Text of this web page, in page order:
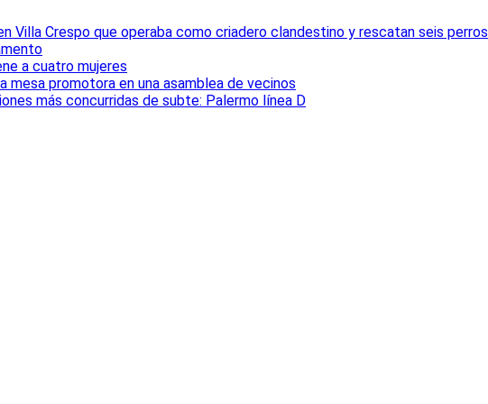
Villa Crespo que operaba como criadero clandestino y rescatan seis perros
a cuatro mujeres
mesa promotora en una asamblea de vecinos
más concurridas de subte: Palermo línea D